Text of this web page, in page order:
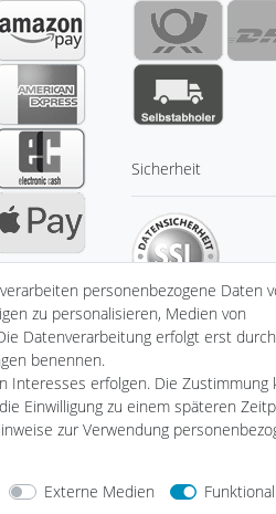
Sicherheit
Barrierefreiheitserklärung
personenbezogene Daten
zu personalisieren, Medien von
Datenverarbeitung erfolgt erst durch
benennen.
Interesses erfolgen. Die Zustimmung
Einwilligung zu einem späteren
zur Verwendung
Externe Medien
Funktional